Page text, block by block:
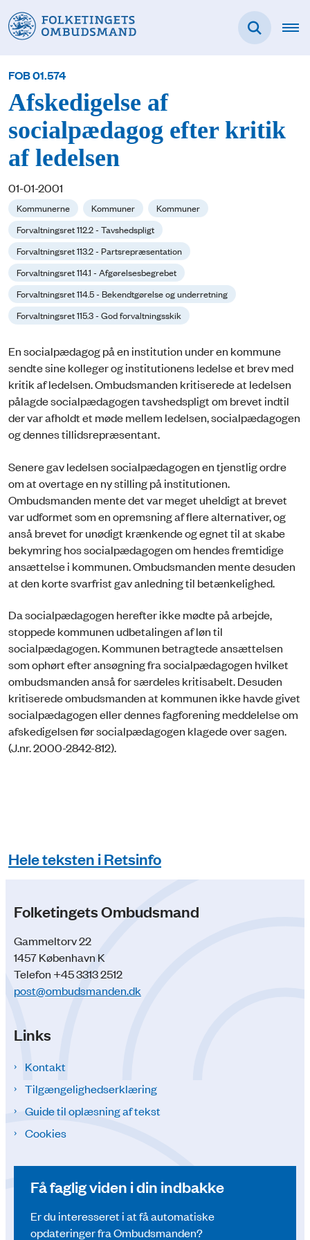
FOB 01.574
Afskedigelse af
socialpædagog efter kritik
af ledelsen
01-01-2001
Kommunerne Kommuner
Kommuner
Forvaltningsret 112.2 - Tavshedspligt
Forvaltningsret 113.2 - Partsrepræsentation
Forvaltningsret 114.1 - Afgørelsesbegrebet
Forvaltningsret 114.5 - Bekendtgørelse og underretning
Forvaltningsret 115.3 - God forvaltningsskik
En socialpædagog på en institution under en kommune
sendte sine kolleger og institutionens ledelse et brev med
kritik af ledelsen. Ombudsmanden kritiserede at ledelsen
pålagde socialpædagogen tavshedspligt om brevet indtil
der var afholdt et møde mellem ledelsen, socialpædagogen
og dennes tillidsrepræsentant.
Senere gav ledelsen socialpædagogen en tjenstlig ordre
om at overtage en ny stilling på institutionen.
Ombudsmanden mente det var meget uheldigt at brevet
var udformet som en opremsning af flere alternativer, og
anså brevet for unødigt krænkende og egnet til at skabe
bekymring hos socialpædagogen om hendes fremtidige
ansættelse i kommunen. Ombudsmanden mente desuden
at den korte svarfrist gav anledning til betænkelighed.
Da socialpædagogen herefter ikke mødte på arbejde,
stoppede kommunen udbetalingen af løn til
socialpædagogen. Kommunen betragtede ansættelsen
som ophørt efter ansøgning fra socialpædagogen hvilket
ombudsmanden anså for særdeles kritisabelt. Desuden
kritiserede ombudsmanden at kommunen ikke havde givet
socialpædagogen eller dennes fagforening meddelelse om
afskedigelsen før socialpædagogen klagede over sagen.
(J.nr. 2000-2842-812).
Hele teksten i Retsinfo
Folketingets Ombudsmand
Gammeltorv 22
1457 København K
Telefon +45 3313 2512
post@ombudsmanden.dk
Links
Kontakt
Tilgængelighedserklæring
Guide til oplæsning af tekst
Cookies
Få faglig viden i din indbakke
Er du interesseret i at få automatiske
opdateringer fra Ombudsmanden?